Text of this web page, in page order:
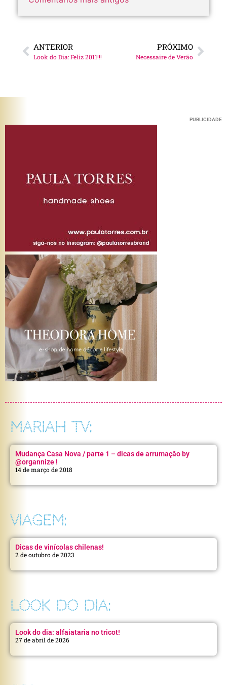
ANTERIOR
Look do Dia: Feliz 2011!!!
PRÓXIMO
Necessaire de Verão
PUBLICIDADE
MARIAH TV:
Mudança Casa Nova / parte 1 – dicas de arrumação by
@organnize !
14 de março de 2018
VIAGEM:
Dicas de vinícolas chilenas!
2 de outubro de 2023
LOOK DO DIA:
Look do dia: alfaiataria no tricot!
27 de abril de 2026